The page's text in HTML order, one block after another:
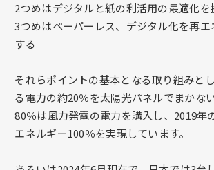
2つめはデジタルと紙の利活用の最適化
3つめはペーパーレス、デジタル化を再エ
する
それらポイントの基本となる取り組みと
る電力の約20％を太陽光パネルでまかな
80％は風力発電の電力を購入し、2019年
エネルギー100％を実現しています。